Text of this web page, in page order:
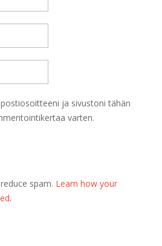
ja sivustoni tähän
varten.
spam. Learn how your